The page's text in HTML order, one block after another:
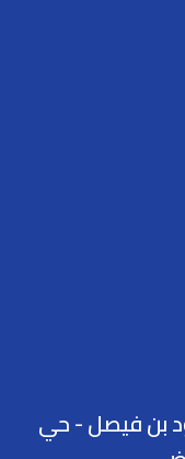
بن فيصل - حي